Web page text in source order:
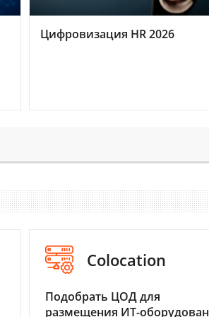
Цифровизация HR 2026
Colocation
Подобрать ЦОД для
размещения ИТ-